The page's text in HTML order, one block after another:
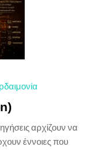
αρχίζουν να
έννοιες που